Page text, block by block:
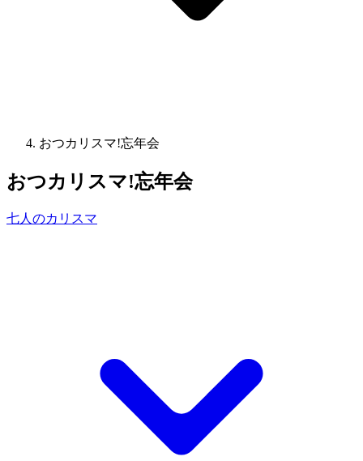
おつカリスマ!忘年会
おつカリスマ!忘年会
七人のカリスマ